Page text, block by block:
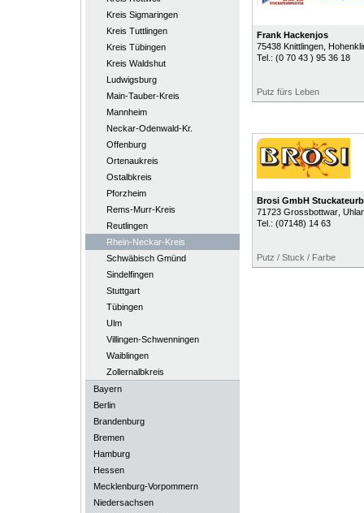
Kreis Sigmaringen
Kreis Tuttlingen
Kreis Tübingen
Kreis Waldshut
Ludwigsburg
Main-Tauber-Kreis
Mannheim
Neckar-Odenwald-Kr.
Offenburg
Ortenaukreis
Ostalbkreis
Pforzheim
Rems-Murr-Kreis
Reutlingen
Rhein-Neckar-Kreis
Schwäbisch Gmünd
Sindelfingen
Stuttgart
Tübingen
Ulm
Villingen-Schwenningen
Waiblingen
Zollernalbkreis
Bayern
Berlin
Brandenburg
Bremen
Hamburg
Hessen
Mecklenburg-Vorpommern
Niedersachsen
Frank Hackenjos
75438 Knittlingen,
Tel.: (0 70 43 ) 95 36 18
Putz fürs Leben
Brosi GmbH
71723 Grossbottwar,
Tel.: (07148) 14 63
Putz / Stuck / Farbe